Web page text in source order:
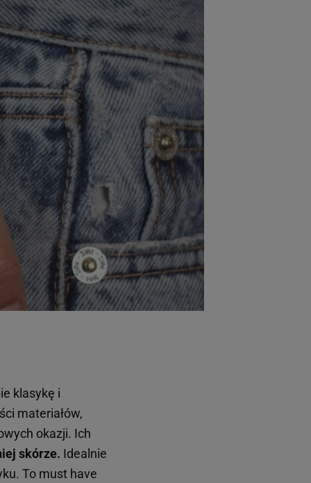
klasykę i
materiałów,
okazji. Ich
skórze. Idealnie
To must have